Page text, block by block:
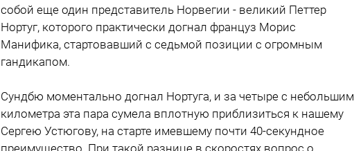
собой еще один представитель Норвегии - великий Петтер
Нортуг, которого практически догнал француз Морис
Манифика, стартовавший с седьмой позиции с огромным
гандикапом.
Сундбю моментально догнал Нортуга, и за четыре с небольшим
километра эта пара сумела вплотную приблизиться к нашему
Сергею Устюгову, на старте имевшему почти 40-секундное
преимущество. При такой разнице в скоростях вопрос о